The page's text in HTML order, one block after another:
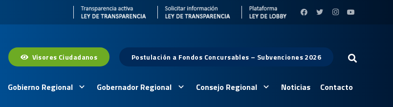
Visores Ciudadanos Postulación a Fondos Concursables – Subvenciones 2026
Gobierno Regional Gobernador Regional Consejo Regional Noticias Contacto